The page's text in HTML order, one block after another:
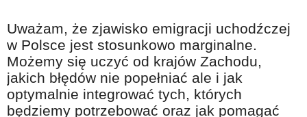
Uważam, że zjawisko emigracji uchodźczej
w Polsce jest stosunkowo marginalne.
Możemy się uczyć od krajów Zachodu,
jakich błędów nie popełniać ale i jak
optymalnie integrować tych, których
będziemy potrzebować oraz jak pomagać